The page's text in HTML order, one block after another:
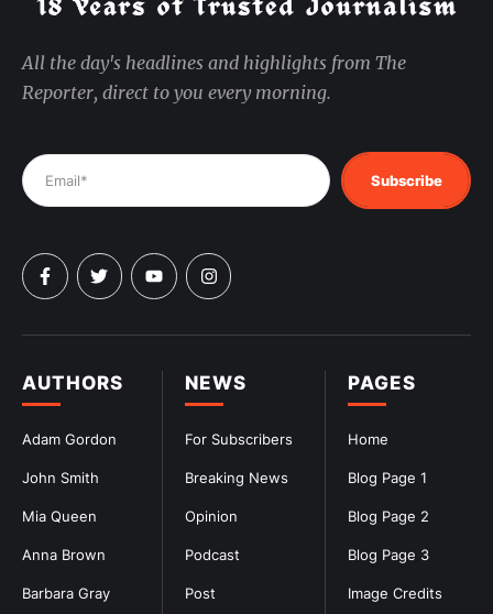
PAGES
Home
Blog Page 1
Blog Page 2
Blog Page 3
Image Credits
NEWS
For Subscribers
Breaking News
Opinion
Podcast
Post
AUTHORS
Adam Gordon
John Smith
Mia Queen
Anna Brown
Barbara Gray
All the day's headlines and highlights from The
Reporter, direct to you every morning.
Subscribe